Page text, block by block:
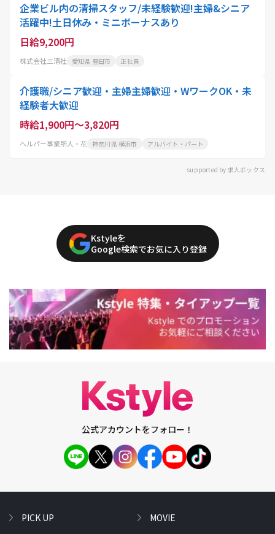
企業ビル内の清掃スタッフ/未経験歓迎!主婦&シニア
活躍中!土日休み・ミニボーナスあり
日給9,200円
株式会社三清社 愛知県 豊田市 正社員
介護職/シニア歓迎・主婦主婦歓迎・WワークOK・未
経験者大歓迎
時給1,900円～3,820円
ヘルパー事業所人・花 神奈川県 横浜市 アルバイト・パート
supported by 求人ボックス
Kstyleを
Google検索でお気に入り登録
公式アカウントをフォロー！
PICK UP MOVIE